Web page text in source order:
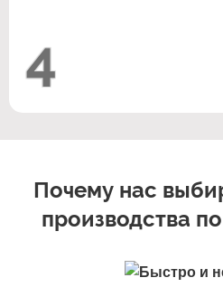
4
Почему нас
производства